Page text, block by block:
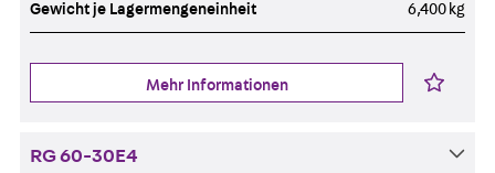
Gewicht je Lagermengeneinheit 6,400 kg
Mehr Informationen
RG 60-30E4